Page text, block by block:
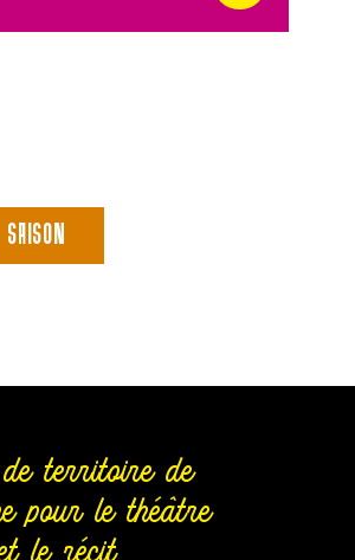
de territoire de
pour le théâtre